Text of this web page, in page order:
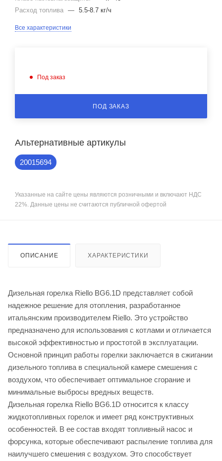
Расход топлива — 5.5-8.7 кг/ч
Все характеристики
Под заказ
ПОД ЗАКАЗ
Альтернативные артикулы
20015694
Указанные на сайте цены являются розничными и включают НДС
22%. Данные цены не считаются публичной офертой
ОПИСАНИЕ ХАРАКТЕРИСТИКИ
Дизельная горелка Riello BG6.1D представляет собой
надежное решение для отопления, разработанное
итальянским производителем Riello. Это устройство
предназначено для использования с котлами и отличается
высокой эффективностью и простотой в эксплуатации.
Основной принцип работы горелки заключается в сжигании
дизельного топлива в специальной камере смешения с
воздухом, что обеспечивает оптимальное сгорание и
минимальные выбросы вредных веществ.
Дизельная горелка Riello BG6.1D относится к классу
жидкотопливных горелок и имеет ряд конструктивных
особенностей. В ее состав входят топливный насос и
форсунка, которые обеспечивают распыление топлива для
наилучшего смешения с воздухом. Это способствует